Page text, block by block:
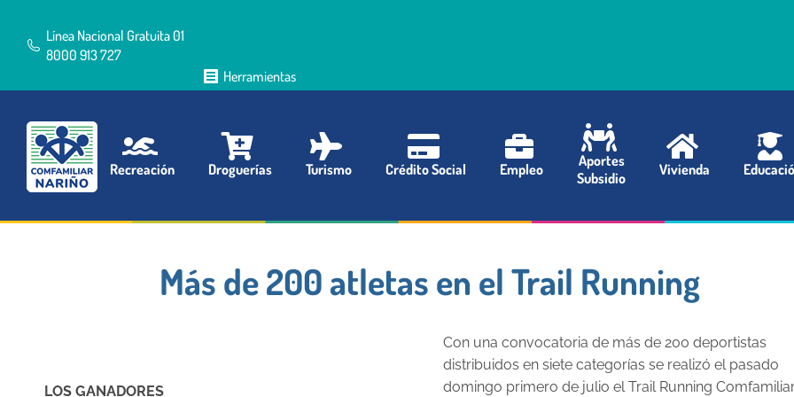
Línea Nacional Gratuita 01
8000 913 727
Herramientas
Recreación Droguerías Turismo Crédito Social Empleo
Aportes
Subsidio
Vivienda
Más de 200 atletas en el Trail Running
LOS GANADORES
Con una convocatoria de más de 200 deportistas
distribuidos en siete categorías se realizó el pasado
domingo primero de julio el Trail Running